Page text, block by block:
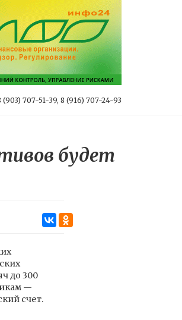
(903) 707-51-39, 8 (916) 707-24-93
будет
до 300
—
счет.